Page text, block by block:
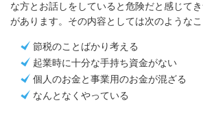
な方とお話しをしていると危険だと感じて
があります。その内容としては次のようなこ
節税のことばかり考える
起業時に十分な手持ち資金がない
個人のお金と事業用のお金が混ざる
なんとなくやっている